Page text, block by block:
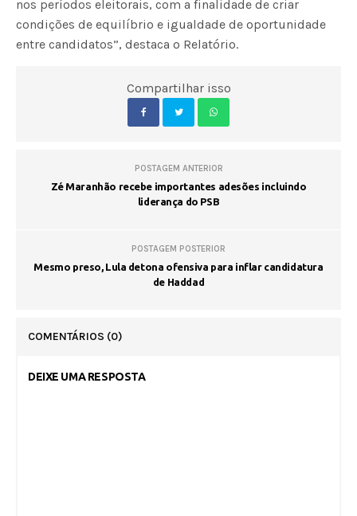
nos períodos eleitorais, com a finalidade de criar
condições de equilíbrio e igualdade de oportunidade
entre candidatos”, destaca o Relatório.
Compartilhar isso
POSTAGEM ANTERIOR
Zé Maranhão recebe importantes adesões incluindo
liderança do PSB
POSTAGEM POSTERIOR
Mesmo preso, Lula detona ofensiva para inflar candidatura
de Haddad
COMENTÁRIOS (0)
DEIXE UMA RESPOSTA